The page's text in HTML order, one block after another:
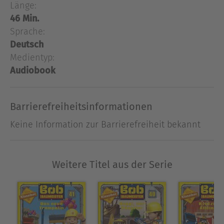
es Aufräumen! Scherben bringen Glück Spezial-
Auftrag von Herrn Sabatini: Bob soll die
Außenwand des italienischen Restaurants mit
bunten Kacheln verschönern. Herr Barner
versucht sich als Schrebergartenheimwerker und
dann zerschmettert der Sabatini-Spezial-
Ausblenden
Länge:
46 Min.
Sprache:
Deutsch
Medientyp:
Audiobook
Barrierefreiheitsinformationen
Keine Information zur Barrierefreiheit bekannt
Weitere Titel aus der Serie